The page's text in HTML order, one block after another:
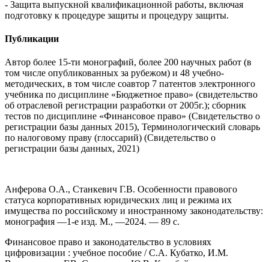
- Защита выпускной квалификационной работы, включая
подготовку к процедуре защиты и процедуру защиты.
Публикации
Автор более 15-ти монографий, более 200 научных работ (в
том числе опубликованных за рубежом) и 48 учебно-
методических, в том числе соавтор 7 патентов электронного
учебника по дисциплине «Бюджетное право» (свидетельство
об отраслевой регистрации разработки от 2005г.); сборник
тестов по дисциплине «Финансовое право» (Свидетельство о
регистрации базы данных 2015), Терминологический словарь
по налоговому праву (глоссарий) (Свидетельство о
регистрации базы данных, 2021)
Анферова О.А., Станкевич Г.В. Особенности правового
статуса корпоративных юридических лиц и режима их
имущества по российскому и иностранному законодательству:
монография —1-е изд. М., —2024. — 89 с.
Финансовое право и законодательство в условиях
цифровизации : учебное пособие / С.А. Кубатко, И.М.